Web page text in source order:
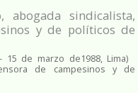
abogada sindicalista,
y de políticos de
15 de marzo de1988, Lima)
de campesinos y de